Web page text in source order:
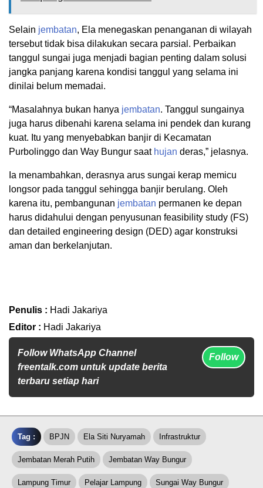
Selain jembatan, Ela menegaskan penanganan di wilayah
tersebut tidak bisa dilakukan secara parsial. Perbaikan
tanggul sungai juga menjadi bagian penting dalam solusi
jangka panjang karena kondisi tanggul yang selama ini
dinilai belum memadai.
“Masalahnya bukan hanya jembatan. Tanggul sungainya
juga harus dibenahi karena selama ini pendek dan kurang
kuat. Itu yang menyebabkan banjir di Kecamatan
Purbolinggo dan Way Bungur saat hujan deras,” jelasnya.
Ia menambahkan, derasnya arus sungai kerap memicu
longsor pada tanggul sehingga banjir berulang. Oleh
karena itu, pembangunan jembatan permanen ke depan
harus didahului dengan penyusunan feasibility study (FS)
dan detailed engineering design (DED) agar konstruksi
aman dan berkelanjutan.
Penulis : Hadi Jakariya
Editor : Hadi Jakariya
Follow WhatsApp Channel
freentalk.com untuk update berita
terbaru setiap hari
Follow
Tag : BPJN Ela Siti Nuryamah Infrastruktur
Jembatan Merah Putih Jembatan Way Bungur
Lampung Timur Pelajar Lampung Sungai Way Bungur